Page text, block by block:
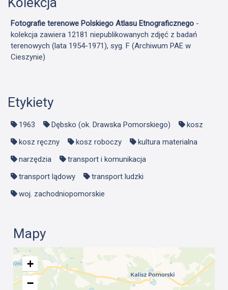
Fotografie terenowe Polskiego Atlasu Etnograficznego -
kolekcja zawiera 12181 niepublikowanych zdjęć z badań
terenowych (lata 1954-1971), syg. F (Archiwum PAE w
Cieszynie)
Etykiety
1963 Dębsko (ok. Drawska Pomorskiego)
kosz
kosz ręczny
kosz roboczy
kultura materialna
narzędzia
transport i komunikacja
transport lądowy
transport ludzki
woj. zachodniopomorskie
Mapy
+
−